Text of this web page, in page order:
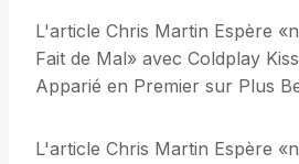
L'article Chris Martin Espère
Fait de Mal» avec Coldplay
Apparié en Premier sur Plus
L'article Chris Martin Espère